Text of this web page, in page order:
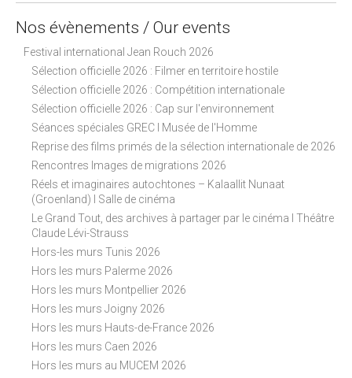
Nos évènements / Our events
Festival international Jean Rouch 2026
Sélection officielle 2026 : Filmer en territoire hostile
Sélection officielle 2026 : Compétition internationale
Sélection officielle 2026 : Cap sur l'environnement
Séances spéciales GREC I Musée de l'Homme
Reprise des films primés de la sélection internationale de 2026
Rencontres Images de migrations 2026
Réels et imaginaires autochtones – Kalaallit Nunaat
(Groenland) I Salle de cinéma
Le Grand Tout, des archives à partager par le cinéma I Théâtre
Claude Lévi-Strauss
Hors-les murs Tunis 2026
Hors les murs Palerme 2026
Hors les murs Montpellier 2026
Hors les murs Joigny 2026
Hors les murs Hauts-de-France 2026
Hors les murs Caen 2026
Hors les murs au MUCEM 2026